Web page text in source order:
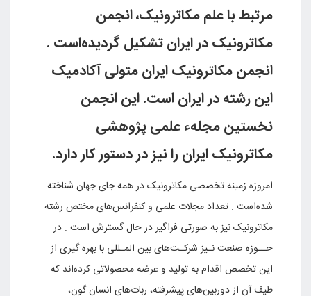
مرتبط با علم مکاترونیک، انجمن
مکاترونیک در ایران تشکیل گردیده‌است .
انجمن مکاترونیک ایران متولی آکادمیک
این رشته در ایران است. این انجمن
نخستین مجلهء علمی پژوهشی
مکاترونیک ایران را نیز در دستور کار دارد.
امروزه زمینه تخصصی مکاترونیک در همه جای جهان شناخته
شده‌است . تعداد مجلات علمی و کنفرانس‌های مختص رشته
مکاترونیک نیز به صورتی فراگیر در حال گسترش است . در
حــوزه صنعت نـیز شرکـت‌های بین المـللی با بهره گیری از
این تخصص اقدام به تولید و عرضه محصولاتی کرده‌اند که
طیف آن از دوربین‌های پیشرفته، ربات‌های انسان گون،